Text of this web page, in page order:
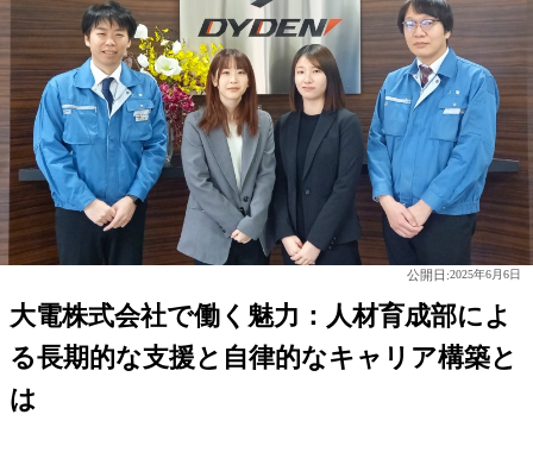
公開日:2025年6月6日
大電株式会社で働く魅力：人材育成部によ
る長期的な支援と自律的なキャリア構築と
は